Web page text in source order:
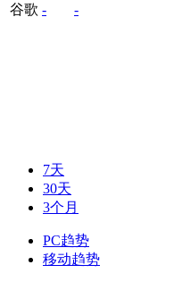
谷歌 - -
7天
30天
3个月
PC趋势
移动趋势